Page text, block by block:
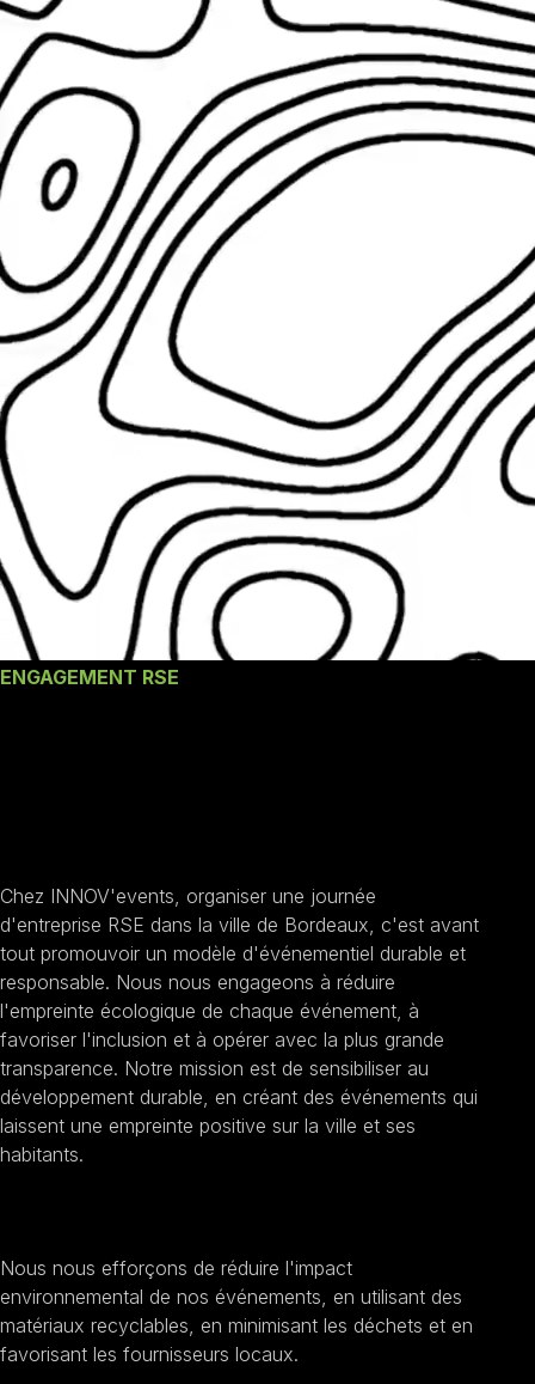
ENGAGEMENT RSE
Chez INNOV'events, organiser une journée
d'entreprise RSE dans la ville de Bordeaux, c'est avant
tout promouvoir un modèle d'événementiel durable et
responsable. Nous nous engageons à réduire
l'empreinte écologique de chaque événement, à
favoriser l'inclusion et à opérer avec la plus grande
transparence. Notre mission est de sensibiliser au
développement durable, en créant des événements qui
laissent une empreinte positive sur la ville et ses
habitants.
Nous nous efforçons de réduire l'impact
environnemental de nos événements, en utilisant des
matériaux recyclables, en minimisant les déchets et en
favorisant les fournisseurs locaux.